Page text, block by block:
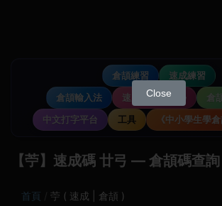
倉頡練習
速成練習
倉頡輸入法
速成輸入法教學
倉
中文打字平台
工具 《中小學生學
【苧】速成碼 廿弓 — 倉頡碼查詢
首頁 苧 ( 速成 | 倉頡 )
Close